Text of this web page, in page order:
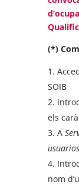
(*)
SOIB
els
A
usuarios
nom